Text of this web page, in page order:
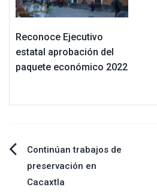
Reconoce Ejecutivo
estatal aprobación del
paquete económico 2022
Navegación
de
Continúan trabajos de
preservación en
Cacaxtla